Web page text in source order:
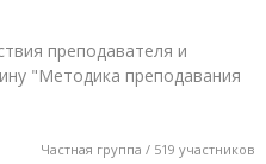
преподавателя и
"Методика преподавания
Частная группа / 519 участников